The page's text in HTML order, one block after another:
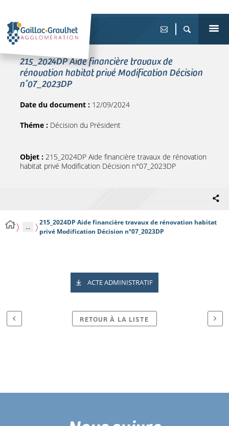
215_2024DP Aide financière travaux de
rénovation habitat privé Modification Décision
n°07_2023DP
Date du document : 12/09/2024
Théme : Décision du Président
Objet : 215_2024DP Aide financière travaux de rénovation
habitat privé Modification Décision n°07_2023DP
...
215_2024DP Aide financière travaux de rénovation habitat
privé Modification Décision n°07_2023DP
ACTE ADMINISTRATIF
RETOUR À LA LISTE